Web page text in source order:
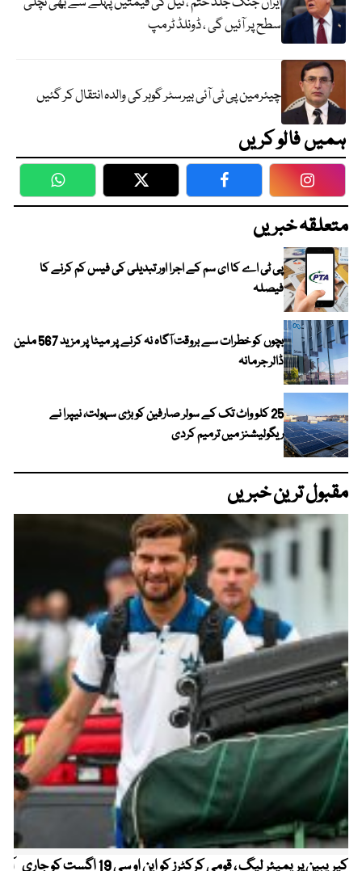
سطح پر آئیں گی ، ڈونلڈ ٹرمپ
چیئرمین پی ٹی آئی بیرسٹر گوہر کی والدہ انتقال کر گئیں
ہمیں فالو کریں
WhatsApp Twitter Facebook
متعلقہ خبریں
پی ٹی اے کا ای سم کے اجرا اور تبدیلی کی فیس کم کرنے کا
فیصلہ
بچوں کو خطرات سے بروقت آگاہ نہ کرنے پر میٹا پر مزید 567 ملین
ڈالر جرمانہ
25 کلو واٹ تک کے سولر صارفین کو بڑی سہولت، نیپرا نے
ریگولیشنز میں ترمیم کردی
مقبول ترین خبریں